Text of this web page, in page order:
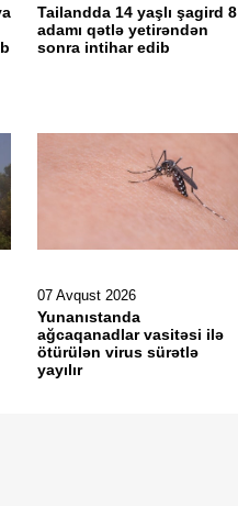
Tailandda 14 yaşlı şagird 8
adamı qətlə yetirəndən
sonra intihar edib
07 Avqust 2026
Yunanıstanda
ağcaqanadlar vasitəsi ilə
ötürülən virus sürətlə
yayılır